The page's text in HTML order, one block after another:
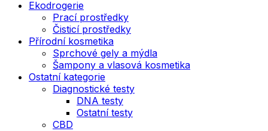
Ekodrogerie
Prací prostředky
Čisticí prostředky
Přírodní kosmetika
Sprchové gely a mýdla
Šampony a vlasová kosmetika
Ostatní kategorie
Diagnostické testy
DNA testy
Ostatní testy
CBD